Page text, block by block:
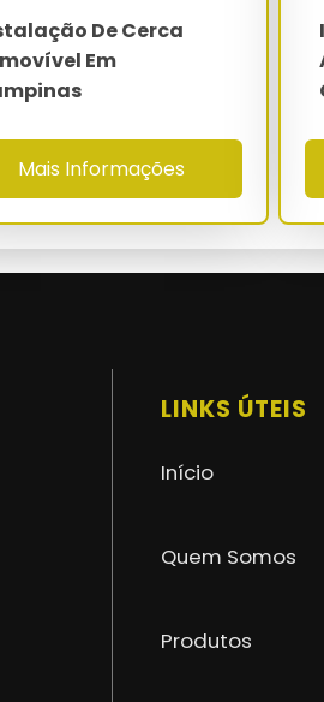
2.0 mm
superior a
Aço
máximo
-40°C
De Cerca
Em
Mais Informações
LINKS ÚTEIS
Início
Quem Somos
Produtos